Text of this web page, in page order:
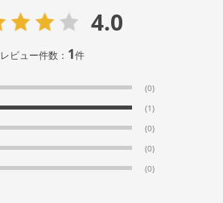
4.0
レビュー件数： 1件
(0)
(1)
(0)
(0)
(0)